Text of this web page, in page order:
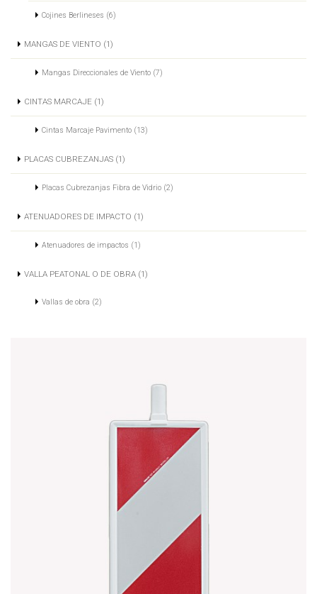
Cojines Berlineses (6)
MANGAS DE VIENTO (1)
Mangas Direccionales de Viento (7)
CINTAS MARCAJE (1)
Cintas Marcaje Pavimento (13)
PLACAS CUBREZANJAS (1)
Placas Cubrezanjas Fibra de Vidrio (2)
ATENUADORES DE IMPACTO (1)
Atenuadores de impactos (1)
VALLA PEATONAL O DE OBRA (1)
Vallas de obra (2)